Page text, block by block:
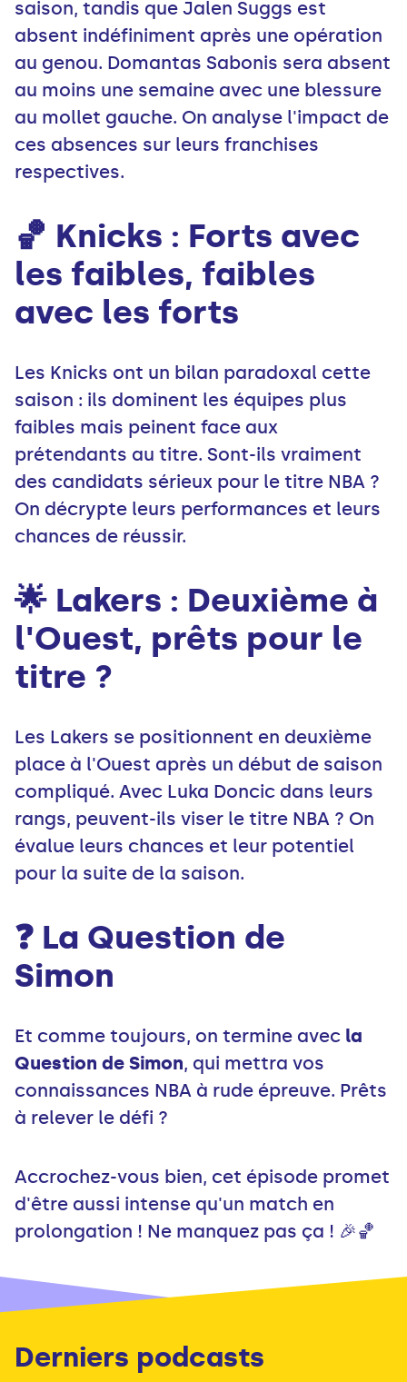
saison, tandis que Jalen Suggs est
absent indéfiniment après une opération
au genou. Domantas Sabonis sera absent
au moins une semaine avec une blessure
au mollet gauche. On analyse l'impact de
ces absences sur leurs franchises
respectives.
🏀 Knicks : Forts avec
les faibles, faibles
avec les forts
Les Knicks ont un bilan paradoxal cette
saison : ils dominent les équipes plus
faibles mais peinent face aux
prétendants au titre. Sont-ils vraiment
des candidats sérieux pour le titre NBA ?
On décrypte leurs performances et leurs
chances de réussir.
🌟 Lakers : Deuxième à
l'Ouest, prêts pour le
titre ?
Les Lakers se positionnent en deuxième
place à l'Ouest après un début de saison
compliqué. Avec Luka Doncic dans leurs
rangs, peuvent-ils viser le titre NBA ? On
évalue leurs chances et leur potentiel
pour la suite de la saison.
❓ La Question de
Simon
Et comme toujours, on termine avec la
Question de Simon, qui mettra vos
connaissances NBA à rude épreuve. Prêts
à relever le défi ?
Accrochez-vous bien, cet épisode promet
d'être aussi intense qu'un match en
prolongation ! Ne manquez pas ça ! 🎉🏀
Derniers podcasts